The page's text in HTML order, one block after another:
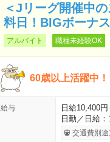
＜Jリーグ開催中
料日！BIGボーナ
アルバイト 職種未経験OK
60歳以上活躍中
給与
日給10,400
日勤／日給
交通費別途